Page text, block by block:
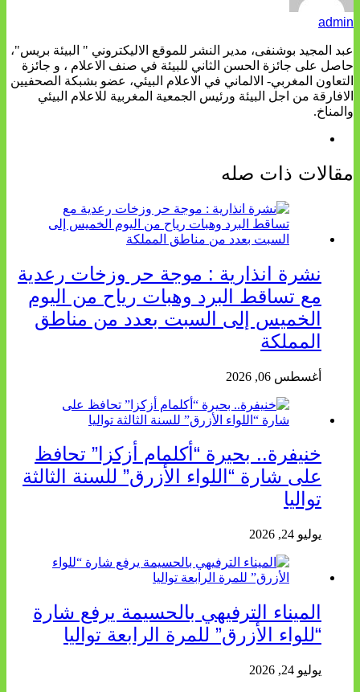
admin
عبد المجيد بوشنفى، مدير النشر للموقع الاليكتروني " البيئة بريس"،
حاصل على جائزة الحسن الثاني للبيئة في صنف الاعلام ، و جائزة
التعاون المغربي- الالماني في الاعلام البيئي، عضو بشبكة الصحفيين
الافارقة من اجل البيئة ورئيس الجمعية المغربية للاعلام البيئي
والمناخ.
مقالات ذات صله
نشرة انذارية : موجة حر وزخات رعدية
مع تساقط البرد وهبات رياح من اليوم
الخميس إلى السبت بعدد من مناطق
المملكة
أغسطس 06, 2026
خنيفرة.. بحيرة “أكلمام أزكزا” تحافظ
على شارة “اللواء الأزرق” للسنة الثالثة
تواليا
يوليو 24, 2026
الميناء الترفيهي بالحسيمة يرفع شارة
“للواء الأزرق” للمرة الرابعة تواليا
يوليو 24, 2026